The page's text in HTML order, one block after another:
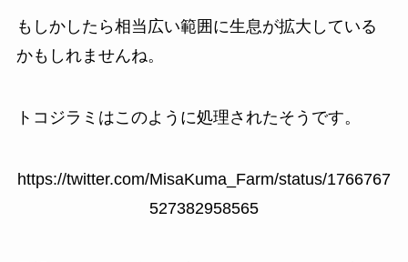
もしかしたら相当広い範囲に生息が拡大している
かもしれませんね。
トコジラミはこのように処理されたそうです。
https://twitter.com/MisaKuma_Farm/status/1766767
527382958565